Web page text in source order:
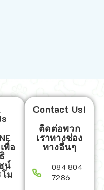
พื่อ
น์
ม
Contact Us!
ติดต่อพวก
เราทางช่อง
ทางอื่นๆ
084 804
7286